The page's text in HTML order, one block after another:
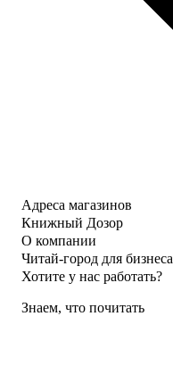
Адреса магазинов
Книжный Дозор
О компании
Читай-город для бизнеса
Хотите у нас работать?
Знаем, что почитать